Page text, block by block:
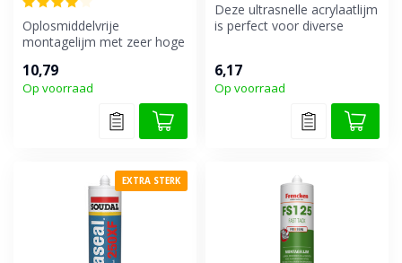
Oplosmiddelvrije
montagelijm met zeer hoge
snelle sterk...
10,79
Op voorraad
Deze ultrasnelle acrylaatlijm
is perfect voor diverse
6,17
Op voorraad
EXTRA STERK